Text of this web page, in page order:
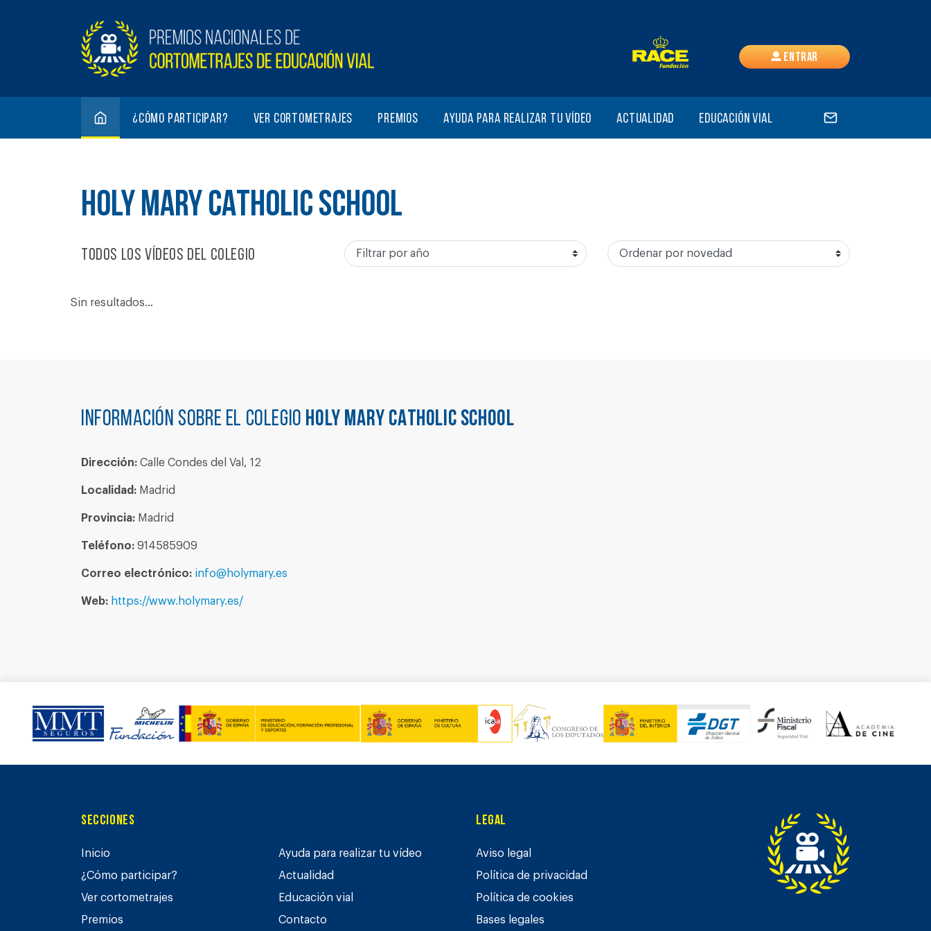
Entrar
¿Cómo participar? Ver cortometrajes Premios Ayuda para realizar tu vídeo Actualidad Educación vial
HOLY MARY CATHOLIC SCHOOL
Todos los vídeos del colegio
Sin resultados...
Información sobre el colegio HOLY MARY CATHOLIC SCHOOL
Dirección: Calle Condes del Val, 12
Localidad: Madrid
Provincia: Madrid
Teléfono: 914585909
Correo electrónico: info@holymary.es
Web: https://www.holymary.es/
Secciones
Inicio
¿Cómo participar?
Ver cortometrajes
Premios
Ayuda para realizar tu vídeo
Actualidad
Educación vial
Contacto
Legal
Aviso legal
Política de privacidad
Política de cookies
Bases legales